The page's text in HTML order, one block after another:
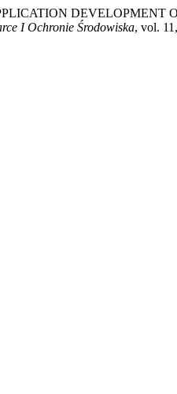
I Ochronie Środowiska, vol.